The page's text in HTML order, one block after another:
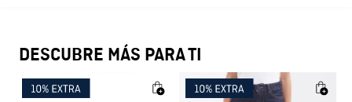
DESCUBRE MÁS PARA TI